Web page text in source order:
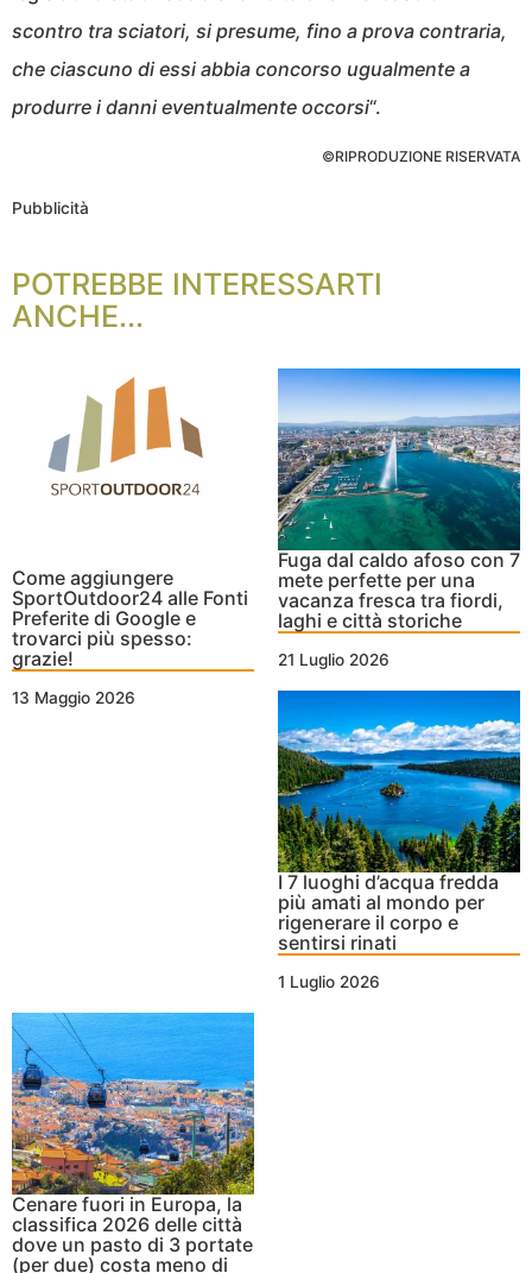
scontro tra sciatori, si presume, fino a prova contraria,
che ciascuno di essi abbia concorso ugualmente a
produrre i danni eventualmente occorsi“.
©RIPRODUZIONE RISERVATA
Pubblicità
POTREBBE INTERESSARTI
ANCHE...
Come aggiungere
SportOutdoor24 alle Fonti
Preferite di Google e
trovarci più spesso:
grazie!
13 Maggio 2026
Fuga dal caldo afoso con 7
mete perfette per una
vacanza fresca tra fiordi,
laghi e città storiche
21 Luglio 2026
I 7 luoghi d’acqua fredda
più amati al mondo per
rigenerare il corpo e
sentirsi rinati
1 Luglio 2026
Cenare fuori in Europa, la
classifica 2026 delle città
dove un pasto di 3 portate
(per due) costa meno di